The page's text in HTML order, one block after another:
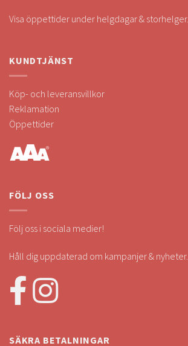
Visa öppettider under helgdagar & storhelger.
KUNDTJÄNST
Köp- och leveransvillkor
Reklamation
Öppettider
FÖLJ OSS
Följ oss i sociala medier!
Håll dig uppdaterad om kampanjer & nyheter.
SÄKRA BETALNINGAR